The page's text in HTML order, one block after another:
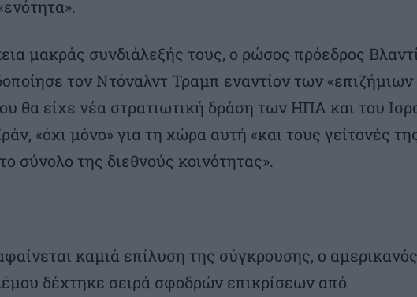
μακράς συνδιάλεξής τους, ο ρώσος πρόεδρος
τον Ντόναλντ Τραμπ εναντίον των «επιζήμιων
θα είχε νέα στρατιωτική δράση των ΗΠΑ και του
«όχι μόνο» για τη χώρα αυτή «και τους γείτονές
σύνολο της διεθνούς κοινότητας».
καμιά επίλυση της σύγκρουσης, ο αμερικανός
δέχτηκε σειρά σφοδρών επικρίσεων από